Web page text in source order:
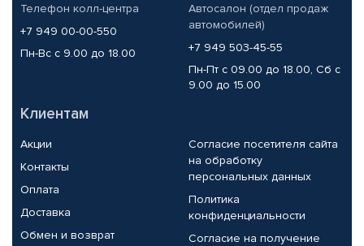
Телефон колл-центра
+7 949 00-00-550
Пн-Вс с 9.00 до 18.00
Автосалон (отдел продаж
автомобилей)
+7 949 503-45-55
Пн-Пт с 09.00 до 18.00, Сб с
9.00 до 15.00
Клиентам
Акции
Контакты
Оплата
Доставка
Обмен и возврат
Согласие посетителя сайта
на обработку
персональных данных
Политика
конфиденциальности
Согласие на получение